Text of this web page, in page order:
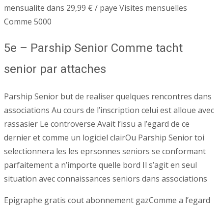
mensualite dans 29,99 € / paye Visites mensuelles
Comme 5000
5e – Parship Senior Comme tacht
senior par attaches
Parship Senior but de realiser quelques rencontres dans
associations Au cours de l’inscription celui est alloue avec
rassasier Le controverse Avait l’issu a l’egard de ce
dernier et comme un logiciel clairOu Parship Senior toi
selectionnera les les eprsonnes seniors se conformant
parfaitement a n’importe quelle bord Il s’agit en seul
situation avec connaissances seniors dans associations
Epigraphe gratis cout abonnement gazComme a l’egard